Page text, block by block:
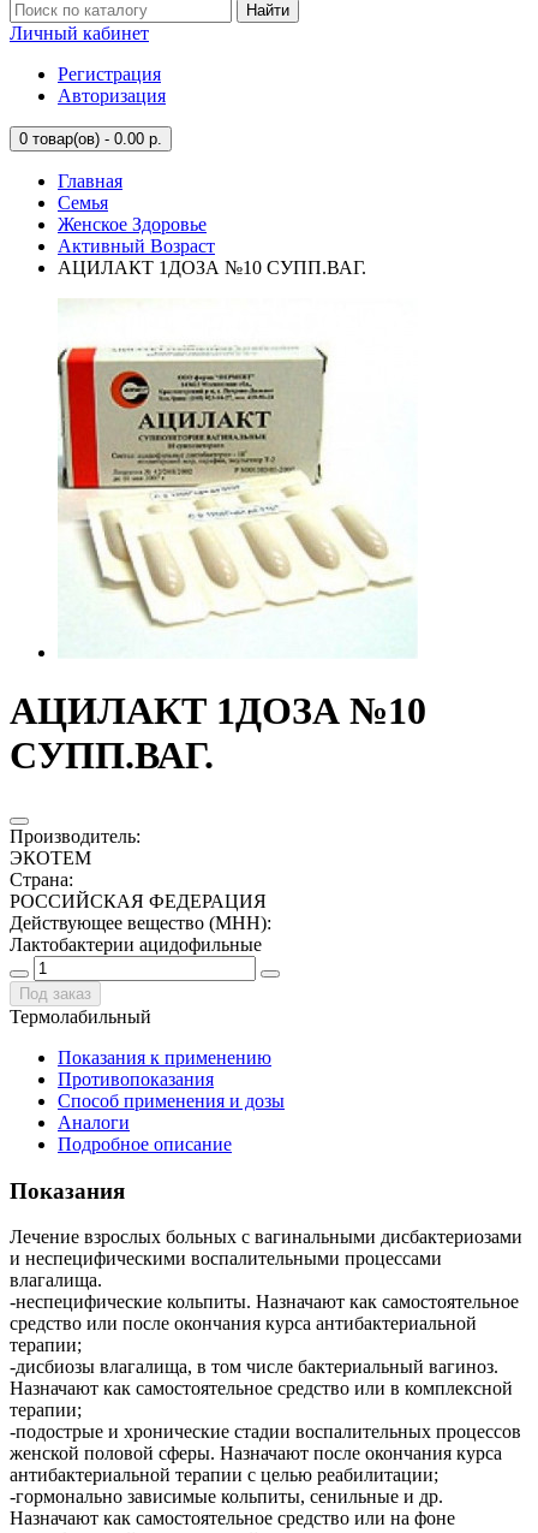
Найти
Личный кабинет
Регистрация
Авторизация
0 товар(ов) - 0.00 р.
Главная
Семья
Женское Здоровье
Активный Возраст
АЦИЛАКТ 1ДОЗА №10 СУПП.ВАГ.
АЦИЛАКТ 1ДОЗА №10
СУПП.ВАГ.
Производитель:
ЭКОТЕМ
Страна:
РОССИЙСКАЯ ФЕДЕРАЦИЯ
Действующее вещество (МНН):
Лактобактерии ацидофильные
Под заказ
Термолабильный
Показания к применению
Противопоказания
Способ применения и дозы
Аналоги
Подробное описание
Показания
Лечение взрослых больных с вагинальными дисбактериозами
и неспецифическими воспалительными процессами
влагалища.
-неспецифические кольпиты. Назначают как самостоятельное
средство или после окончания курса антибактериальной
терапии;
-дисбиозы влагалища, в том числе бактериальный вагиноз.
Назначают как самостоятельное средство или в комплексной
терапии;
-подострые и хронические стадии воспалительных процессов
женской половой сферы. Назначают после окончания курса
антибактериальной терапии с целью реабилитации;
-гормонально зависимые кольпиты, сенильные и др.
Назначают как самостоятельное средство или на фоне